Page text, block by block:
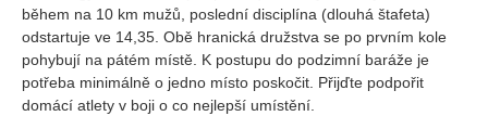
během na 10 km mužů, poslední disciplína (dlouhá štafeta)
odstartuje ve 14,35. Obě hranická družstva se po prvním kole
pohybují na pátém místě. K postupu do podzimní baráže je
potřeba minimálně o jedno místo poskočit. Přijďte podpořit
domácí atlety v boji o co nejlepší umístění.